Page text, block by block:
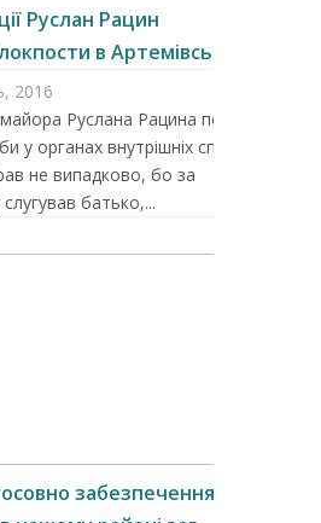
Руслан Рацин
в Артемівську...
2016
Руслана Рацина понад
у органах внутрішніх справ.
не випадково, бо за
батько,...
забезпечення